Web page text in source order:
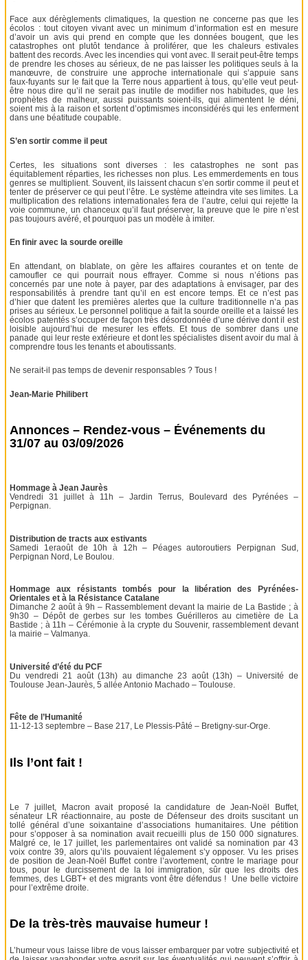
Face aux dérèglements climatiques, la question ne concerne pas que les
écolos : tout citoyen vivant avec un minimum d’information est en mesure
d’avoir un avis qui prend en compte que les données bougent, que les
catastrophes ont plutôt tendance à proliférer, que les chaleurs estivales
battent des records. Avec les incendies qui vont avec. Il serait peut-être temps
de prendre les choses au sérieux, de ne pas laisser les politiques seuls à la
manœuvre, de construire une approche internationale qui s’appuie sans
faux-fuyants sur le fait que la Terre nous appartient à tous, qu’elle veut peut-
être nous dire qu’il ne serait pas inutile de modifier nos habitudes, que les
prophètes de malheur, aussi puissants soient-ils, qui alimentent le déni,
soient mis à la raison et sortent d’optimismes inconsidérés qui les enferment
dans une béatitude coupable.
S’en sortir comme il peut
Certes, les situations sont diverses : les catastrophes ne sont pas
équitablement réparties, les richesses non plus. Les emmerdements en tous
genres se multiplient. Souvent, ils laissent chacun s’en sortir comme il peut et
tenter de préserver ce qui peut l’être. Le système atteindra vite ses limites. La
multiplication des relations internationales fera de l’autre, celui qui rejette la
voie commune, un chanceux qu’il faut préserver, la preuve que le pire n’est
pas toujours avéré, et pourquoi pas un modèle à imiter.
En finir avec la sourde oreille
En attendant, on blablate, on gère les affaires courantes et on tente de
camoufler ce qui pourrait nous effrayer. Comme si nous n’étions pas
concernés par une note à payer, par des adaptations à envisager, par des
responsabilités à prendre tant qu’il en est encore temps. Et ce n’est pas
d’hier que datent les premières alertes que la culture traditionnelle n’a pas
prises au sérieux. Le personnel politique a fait la sourde oreille et a laissé les
écolos patentés s’occuper de façon très désordonnée d’une dérive dont il est
loisible aujourd’hui de mesurer les effets. Et tous de sombrer dans une
panade qui leur reste extérieure et dont les spécialistes disent avoir du mal à
comprendre tous les tenants et aboutissants.
Ne serait-il pas temps de devenir responsables ? Tous !
Jean-Marie Philibert
Annonces – Rendez-vous – Événements du
31/07 au 03/09/2026
Hommage à Jean Jaurès
Vendredi 31 juillet à 11h – Jardin Terrus, Boulevard des Pyrénées –
Perpignan.
Distribution de tracts aux estivants
Samedi 1eraoût de 10h à 12h – Péages autoroutiers Perpignan Sud,
Perpignan Nord, Le Boulou.
Hommage aux résistants tombés pour la libération des Pyrénées-
Orientales et à la Résistance Catalane
Dimanche 2 août à 9h – Rassemblement devant la mairie de La Bastide ; à
9h30 – Dépôt de gerbes sur les tombes Guérilleros au cimetière de La
Bastide ; à 11h – Cérémonie à la crypte du Souvenir, rassemblement devant
la mairie – Valmanya.
Université d’été du PCF
Du vendredi 21 août (13h) au dimanche 23 août (13h) – Université de
Toulouse Jean-Jaurès, 5 allée Antonio Machado – Toulouse.
Fête de l’Humanité
11-12-13 septembre – Base 217, Le Plessis-Pâté – Bretigny-sur-Orge.
Ils l’ont fait !
Le 7 juillet, Macron avait proposé la candidature de Jean-Noël Buffet,
sénateur LR réactionnaire, au poste de Défenseur des droits suscitant un
tollé général d’une soixantaine d’associations humanitaires. Une pétition
pour s’opposer à sa nomination avait recueilli plus de 150 000 signatures.
Malgré ce, le 17 juillet, les parlementaires ont validé sa nomination par 43
voix contre 39, alors qu’ils pouvaient légalement s’y opposer. Vu les prises
de position de Jean-Noël Buffet contre l’avortement, contre le mariage pour
tous, pour le durcissement de la loi immigration, sûr que les droits des
femmes, des LGBT+ et des migrants vont être défendus ! Une belle victoire
pour l’extrême droite.
De la très-très mauvaise humeur !
L’humeur vous laisse libre de vous laisser embarquer par votre subjectivité et